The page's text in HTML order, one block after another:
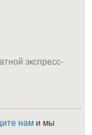
экспресс-
нам и мы